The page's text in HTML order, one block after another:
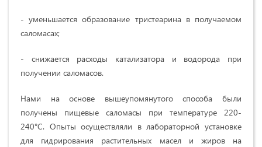
- уменьшается образование тристеарина в получаемом
саломасах;
- снижается расходы катализатора и водорода при
получении саломасов.
Нами на основе вышеупомянутого способа были
получены пищевые саломасы при температуре 220-
240°С. Опыты осуществляли в лабораторной установке
для гидрирования растительных масел и жиров на